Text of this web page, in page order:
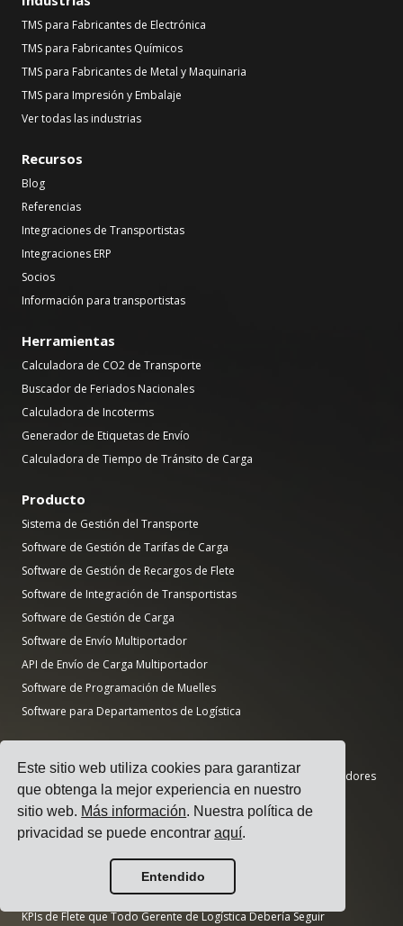
Este sitio web utiliza cookies para garantizar
que obtenga la mejor experiencia en nuestro
sitio web. Más información. Nuestra política de
privacidad se puede encontraraquí.
Entendido
TMS para Fabricantes de Electrónica
TMS para Fabricantes Químicos
TMS para Fabricantes de Metal y Maquinaria
TMS para Impresión y Embalaje
Ver todas las industrias
Recursos
Blog
Referencias
Integraciones de Transportistas
Integraciones ERP
Socios
Información para transportistas
Herramientas
Calculadora de CO2 de Transporte
Buscador de Feriados Nacionales
Calculadora de Incoterms
Generador de Etiquetas de Envío
Calculadora de Tiempo de Tránsito de Carga
Producto
Sistema de Gestión del Transporte
Software de Gestión de Tarifas de Carga
Software de Gestión de Recargos de Flete
Software de Integración de Transportistas
Software de Gestión de Carga
Software de Envío Multiportador
API de Envío de Carga Multiportador
Software de Programación de Muelles
Software para Departamentos de Logística
Los 17 Mejores Software de Gestión de Transporte para Expedidores
¿Cómo Seleccionar un Software de Envío Multiportador?
¿Cómo Realizar una Licitación de Transporte Simple?
¿Cómo Elegir un Transportista de Carga?
¿Cómo Automatizar las Notificaciones de Envío?
KPIs de Flete que Todo Gerente de Logística Debería Seguir